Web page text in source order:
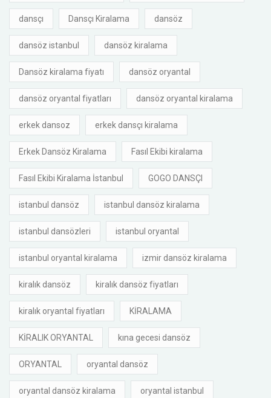
dansçı Dansçı Kiralama dansöz
dansöz istanbul dansöz kiralama
Dansöz kiralama fiyatı dansöz oryantal
dansöz oryantal fiyatları dansöz oryantal kiralama
erkek dansoz erkek dansçı kiralama
Erkek Dansöz Kiralama Fasıl Ekibi kiralama
Fasıl Ekibi Kiralama İstanbul GOGO DANSÇI
istanbul dansöz istanbul dansöz kiralama
istanbul dansözleri istanbul oryantal
istanbul oryantal kiralama izmir dansöz kiralama
kiralık dansöz kiralık dansöz fiyatları
kiralık oryantal fiyatları KİRALAMA
KİRALIK ORYANTAL kına gecesi dansöz
ORYANTAL oryantal dansöz
oryantal dansöz kiralama oryantal istanbul